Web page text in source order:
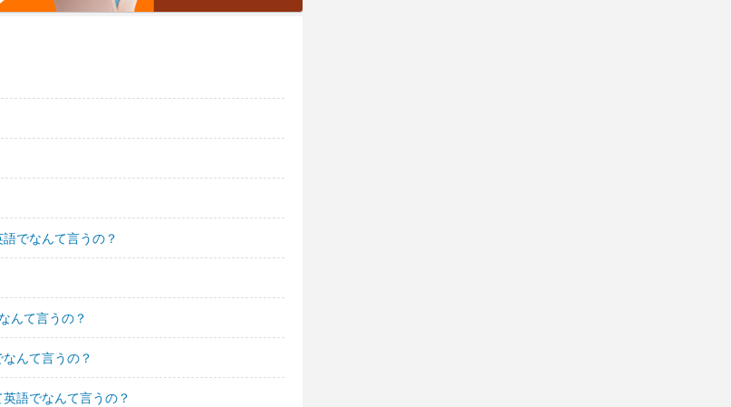
でなんて言うの？
んて言うの？
んて言うの？
語でなんて言うの？